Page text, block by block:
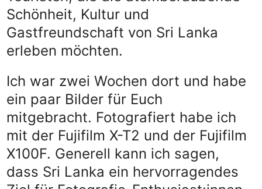
Schönheit, Kultur und
Gastfreundschaft von Sri Lanka
erleben möchten.
Ich war zwei Wochen dort und habe
ein paar Bilder für Euch
mitgebracht. Fotografiert habe ich
mit der Fujifilm X-T2 und der Fujifilm
X100F. Generell kann ich sagen,
dass Sri Lanka ein hervorragendes